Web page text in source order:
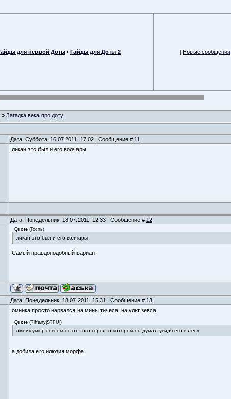
для первой Доты • Гайды для Доты 2 [ Новые сообщения
» Загадка века про доту
Дата: Суббота, 16.07.2011, 17:02 | Сообщение # 11
ликан это был и его волчары
Дата: Понедельник, 18.07.2011, 12:33 | Сообщение # 12
Quote (Гость)
ликан это был и его волчары
Самый правдоподобный вариант
Дата: Понедельник, 18.07.2011, 15:31 | Сообщение # 13
омника просто нарвался на мины тичеса, на ульт зевса
Quote (Tiffany|STFU| )
омник умер совсем не от того героя, о котором он думал увидя его в лесу
а добила его илюзия морфа.